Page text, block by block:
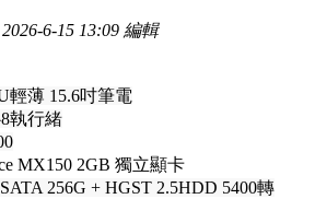
6-15 13:09 編輯
輕薄 15.6吋筆電
執行緒
MX150 2GB 獨立顯卡
256G + HGST 2.5HDD 5400轉